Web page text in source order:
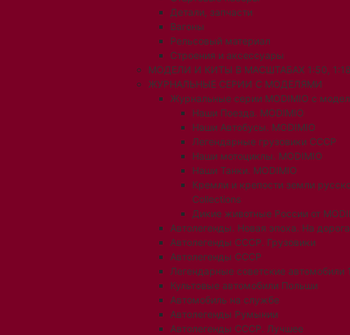
Детали, запчасти
Вагоны
Рельсовый материал
Строения и аксессуары
МОДЕЛИ И КИТЫ В МАСШТАБАХ 1:50,
ЖУРНАЛЬНЫЕ СЕРИИ С МОДЕЛЯМИ
Журнальные серии MODIMIO с
Наши Поезда. MODIMIO
Наши Автобусы. MODIMIO
Легендарные грузовики СССР
Наши мотоциклы. MODIMIO
Наши Танки. MODIMIO
Кремли и крепости земли
Collections
Дикие животные России от
Автолегенды. Новая эпоха. На
Автолегенды СССР. Грузовики
Автолегенды СССР
Легендарные советские автомобили
Культовые автомобили Польши
Автомобиль на службе
Автолегенды Румынии
Автолегенды СССР. Лучшее